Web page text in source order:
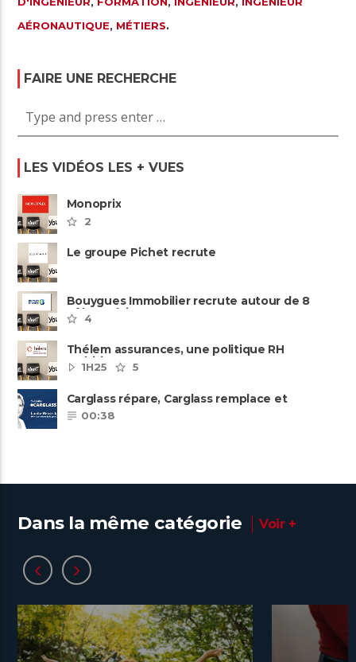
AÉRONAUTIQUE, MÉTIERS.
FAIRE UNE RECHERCHE
LES VIDÉOS LES + VUES
Monoprix
2
Le groupe Pichet recrute
Bouygues Immobilier recrute autour de 8
pôles métiers
4
Thélem assurances, une politique RH
ambitieuse
1H25 5
Carglass répare, Carglass remplace et
Carglass embauche également.
00:38
Dans la même catégorie Voir +